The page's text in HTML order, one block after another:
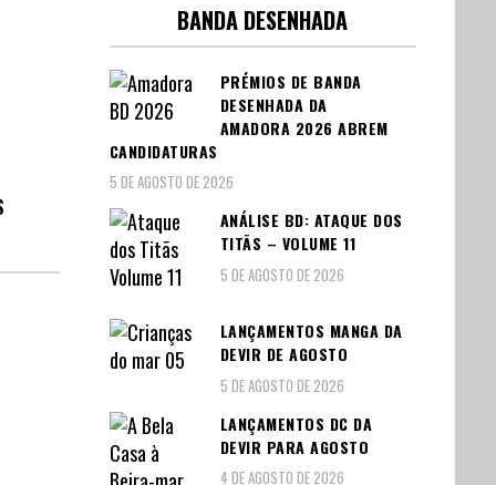
BANDA DESENHADA
PRÉMIOS DE BANDA
DESENHADA DA
AMADORA 2026 ABREM
CANDIDATURAS
5 DE AGOSTO DE 2026
ANÁLISE BD: ATAQUE DOS
TITÃS – VOLUME 11
5 DE AGOSTO DE 2026
LANÇAMENTOS MANGA DA
DEVIR DE AGOSTO
5 DE AGOSTO DE 2026
LANÇAMENTOS DC DA
DEVIR PARA AGOSTO
4 DE AGOSTO DE 2026